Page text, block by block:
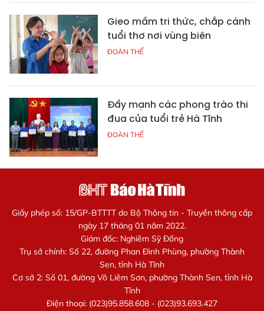
Gieo mầm tri thức, chắp cánh
tuổi thơ nơi vùng biên
ĐOÀN THỂ
Đẩy mạnh các phong trào thi
đua của tuổi trẻ Hà Tĩnh
ĐOÀN THỂ
Giấy phép số: 15/GP-BTTTT do Bộ Thông tin - Truyền thông cấp
ngày 17 tháng 01 năm 2022.
Giám đốc: Nghiêm Sỹ Đống
Trụ sở chính: Số 22, đường Phan Đình Phùng, phường Thành
Sen, tỉnh Hà Tĩnh
Cơ sở 2: Số 01, đường Võ Liêm Sơn, phường Thành Sen, tỉnh Hà
Tĩnh
Điện thoại: (023)95.858.608 - (023)93.693.427